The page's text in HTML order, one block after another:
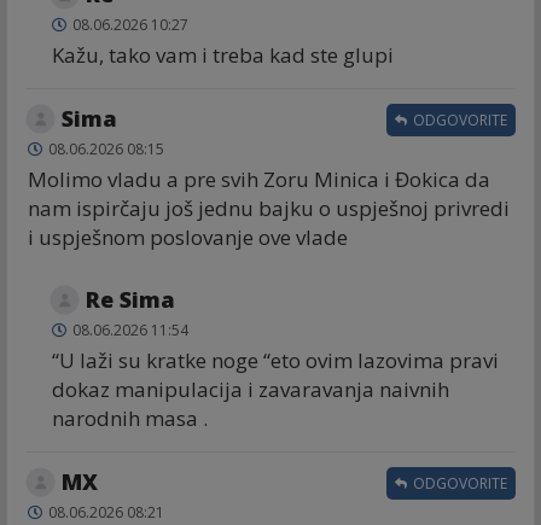
08.06.2026 10:27
Kažu, tako vam i treba kad ste glupi
Sima
08.06.2026 08:15
Molimo vladu a pre svih Zoru Minica i Đokica da
nam ispirčaju još jednu bajku o uspješnoj privredi
i uspješnom poslovanje ove vlade
ODGOVORITE
Re Sima
08.06.2026 11:54
“U laži su kratke noge “eto ovim lazovima pravi
dokaz manipulacija i zavaravanja naivnih
narodnih masa .
MX
08.06.2026 08:21
ODGOVORITE